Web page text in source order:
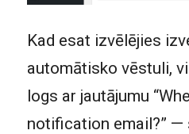
Kad esat izvēlējies
automātisko vēstuli,
logs ar jautājumu
notification email?” —